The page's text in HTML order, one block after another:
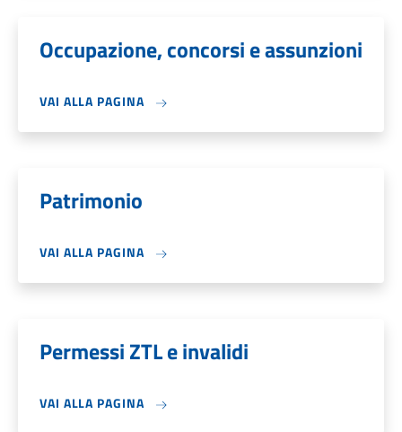
Occupazione, concorsi e assunzioni
VAI ALLA PAGINA
Patrimonio
VAI ALLA PAGINA
Permessi ZTL e invalidi
VAI ALLA PAGINA